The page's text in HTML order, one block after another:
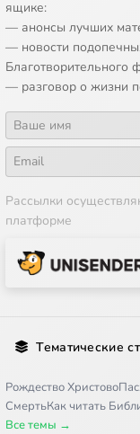
ящике:
— анонсы лучших
— новости
Благотворительного
— разговор о жизни
Рассылки
платформе
Тематические
Рождество Христово
СмертьКак читать
Все темы →